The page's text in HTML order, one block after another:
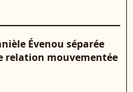
Évenou séparée
relation mouvementée